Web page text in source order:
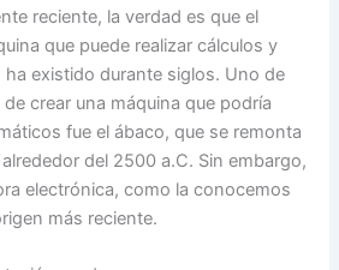
reciente, la verdad es que el
que puede realizar cálculos y
existido durante siglos. Uno de
crear una máquina que podría
fue el ábaco, que se remonta
del 2500 a.C. Sin embargo,
electrónica, como la conocemos
más reciente.